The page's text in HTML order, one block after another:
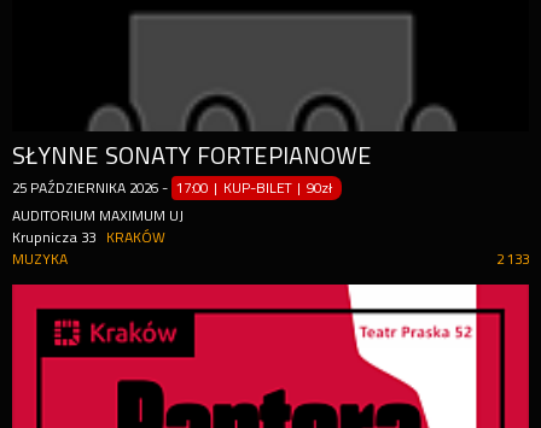
SŁYNNE SONATY FORTEPIANOWE
25 PAŹDZIERNIKA 2026 - 17:00 | KUP-BILET |90zł
AUDITORIUM MAXIMUM UJ
Krupnicza 33
KRAKÓW
2 133
MUZYKA